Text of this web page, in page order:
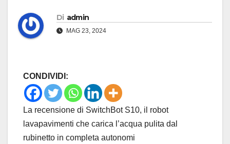
Di admin
MAG 23, 2024
CONDIVIDI:
La recensione di SwitchBot S10, il robot
lavapavimenti che carica l’acqua pulita dal
rubinetto in completa autonomi